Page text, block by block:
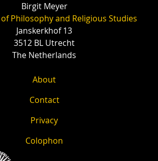
Birgit Meyer
Philosophy and Religious Studies
Janskerkhof 13
3512 BL Utrecht
The Netherlands
About
Contact
Privacy
Colophon